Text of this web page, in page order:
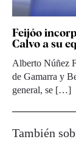
Feijóo
Calvo a su
Alberto Núñez
de Gamarra y
general, se […]
También